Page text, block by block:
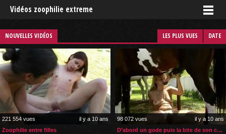
Vidéos zoophilie extreme
NOUVELLES VIDÉOS LES PLUS VUES DATE
221 554 vues
il y a 10 ans
Zoophilie entre filles
98 072 vues
il y a 10 ans
D’abord un gode puis la bite de son cheval